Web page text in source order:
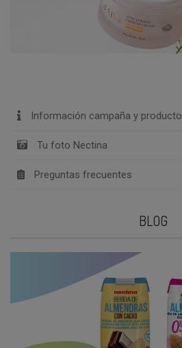
Información campaña y producto
Tu foto Nectina
Preguntas frecuentes
BLOG